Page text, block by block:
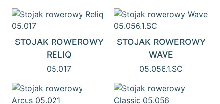
STOJAK ROWEROWY
RELIQ
05.017
STOJAK ROWEROWY
WAVE
05.056.1.SC